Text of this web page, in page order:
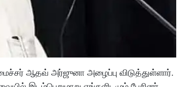
ஆதவ் அர்ஜுனா அழைப்பு விடுத்துள்ளார்.